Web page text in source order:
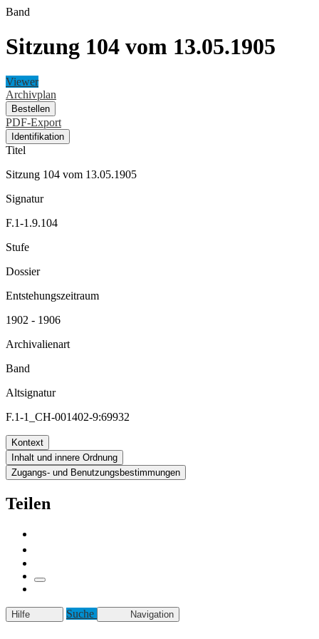
Band
Sitzung 104 vom 13.05.1905
Viewer
Archivplan
Bestellen
PDF-Export
Identifikation
Titel
Sitzung 104 vom 13.05.1905
Signatur
F.1-1.9.104
Stufe
Dossier
Entstehungszeitraum
1902 - 1906
Archivalienart
Band
Altsignatur
F.1-1_CH-001402-9:69932
Kontext
Inhalt und innere Ordnung
Zugangs- und Benutzungsbestimmungen
Teilen
Hilfe Suche Navigation